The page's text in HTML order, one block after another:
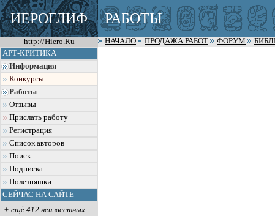
ИЕРОГЛИФ РАБОТЫ
http://Hiero.Ru НАЧАЛО ПРОДАЖА РАБОТ ФОРУМ
АРТ-КРИТИКА
Информация
Конкурсы
Работы
Отзывы
Прислать работу
Регистрация
Список авторов
Поиск
Подписка
Полезняшки
СЕЙЧАС НА САЙТЕ
+ ещё 412 неизвестных